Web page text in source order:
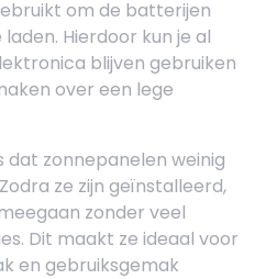
om de batterijen
Hierdoor kun je al
blijven gebruiken
over een lege
dat zonnepanelen weinig
ze zijn geïnstalleerd,
zonder veel
Dit maakt ze ideaal voor
en gebruiksgemak